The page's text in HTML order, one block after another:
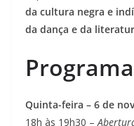
da cultura negra e
da dança e da
Quinta-feira – 6 de
18h às 19h30 –